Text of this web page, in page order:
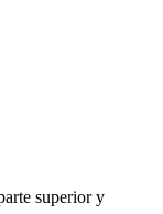
superior y